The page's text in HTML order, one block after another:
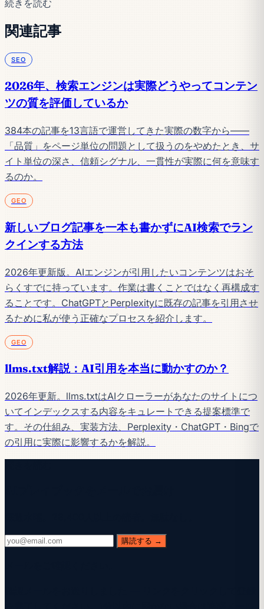
続きを読む
関連記事
SEO
2026年、検索エンジンは実際どうやってコンテン
ツの質を評価しているか
384本の記事を13言語で運営してきた実際の数字から——
「品質」をページ単位の問題として扱うのをやめたとき、サ
イト単位の深さ、信頼シグナル、一貫性が実際に何を意味す
るのか。
GEO
新しいブログ記事を一本も書かずにAI検索でラン
クインする方法
2026年更新版。AIエンジンが引用したいコンテンツはおそ
らくすでに持っています。作業は書くことではなく再構成す
ることです。ChatGPTとPerplexityに既存の記事を引用させ
るために私が使う正確なプロセスを紹介します。
GEO
llms.txt解説：AI引用を本当に動かすのか？
2026年更新。llms.txtはAIクローラーがあなたのサイトにつ
いてインデックスする内容をキュレートできる提案標準で
す。その仕組み、実装方法、Perplexity・ChatGPT・Bingで
の引用に実際に影響するかを解説。
購読する →